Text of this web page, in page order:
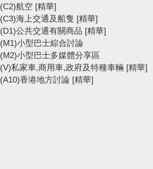
(C2)航空 [精華]
(C3)海上交通及船隻 [精華]
(D1)公共交通有關商品 [精華]
(M1)小型巴士綜合討論
(M2)小型巴士多媒體分享區
(V)私家車,商用車,政府及特種車輛 [精華]
(A10)香港地方討論 [精華]